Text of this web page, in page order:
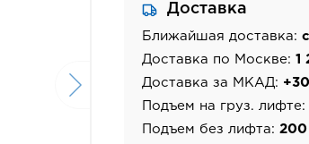
Доставка
Ближайшая доставка:
Доставка по Москве: 1
Доставка за МКАД:
Подъем на груз. лифте:
Подъем без лифта: 200